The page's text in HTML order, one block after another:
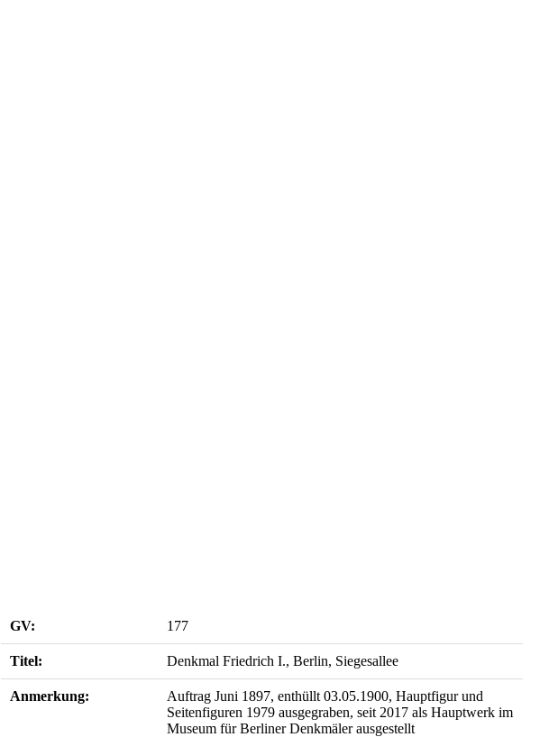
GV: 177
Titel: Denkmal Friedrich I., Berlin, Siegesallee
Anmerkung:
Auftrag Juni 1897, enthüllt 03.05.1900, Hauptfigur und
Seitenfiguren 1979 ausgegraben, seit 2017 als Hauptwerk im
Museum für Berliner Denkmäler ausgestellt